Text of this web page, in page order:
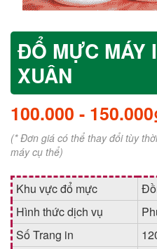
ĐỔ MỰC MÁY
XUÂN
100.000 -
(* Đơn giá có thể thay đổi tùy
máy cụ thể)
Khu vực đổ mực
Hình thức dịch vụ
Số Trang in